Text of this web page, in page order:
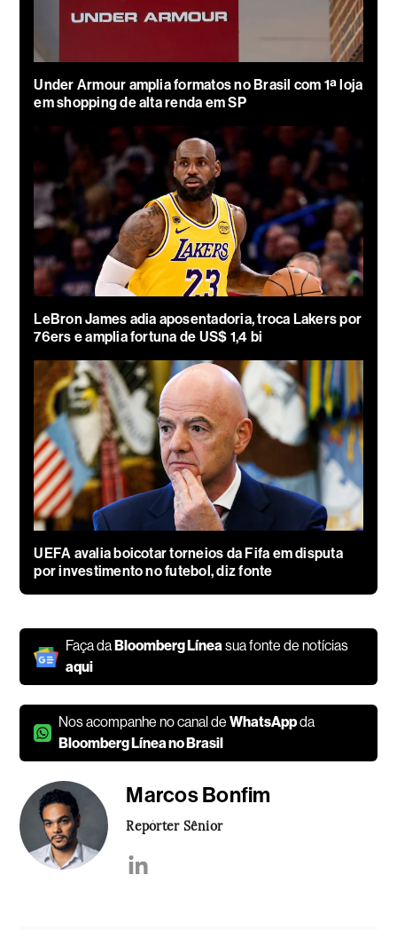
Under Armour amplia formatos no Brasil com 1ª loja
em shopping de alta renda em SP
LeBron James adia aposentadoria, troca Lakers por
76ers e amplia fortuna de US$ 1,4 bi
UEFA avalia boicotar torneios da Fifa em disputa
por investimento no futebol, diz fonte
Faça da Bloomberg Líneasua fonte de notícias
aqui
Nos acompanhe no canal deWhatsAppda
Bloomberg Línea no Brasil
Marcos Bonfim
Repórter Sênior